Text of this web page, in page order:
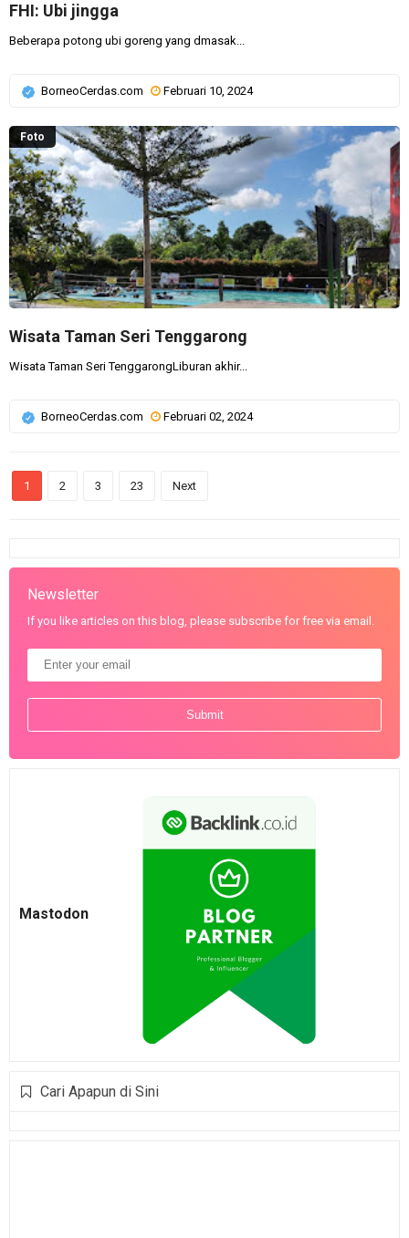
FHI: Ubi jingga
Beberapa potong ubi goreng yang dmasak...
BorneoCerdas.com Februari 10, 2024
Wisata Taman Seri Tenggarong
Foto
Wisata Taman Seri TenggarongLiburan akhir...
BorneoCerdas.com Februari 02, 2024
1 2 3 23 Next
Newsletter
If you like articles on this blog, please subscribe for free via email.
Mastodon
Cari Apapun di Sini